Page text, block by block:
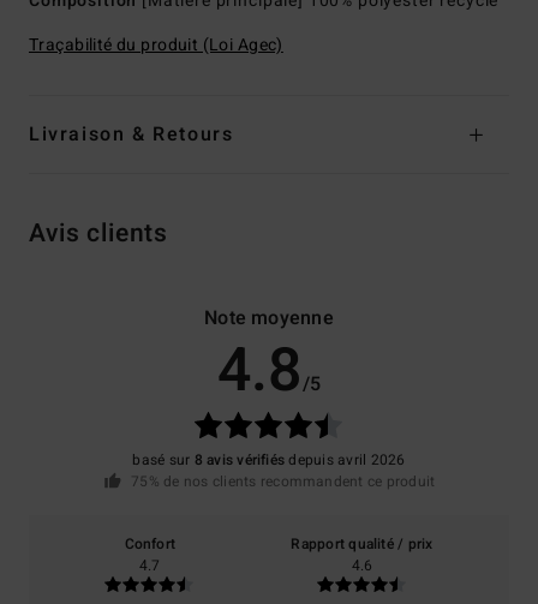
Traçabilité du produit (Loi Agec)
Livraison & Retours
Avis clients
Note moyenne
4.8/5
basé sur 8 avis vérifiésdepuis avril 2026
75% de nos clients recommandent ce produit
Confort
4.7
Rapport qualité / prix
4.6